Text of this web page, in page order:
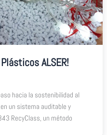
ALSER!
hacia la sostenibilidad al
un sistema auditable y
RecyClass, un método